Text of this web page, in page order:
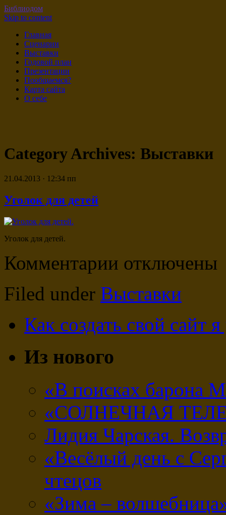
Библиодом
Skip to content
Главная
Сценарии
Выставки
Годовой план
Презентации
Пообщаемся?
Карта сайта
О себе
Category Archives: Выставки
21.04.2013 · 12:34 пп
Уголок для детей
Уголок для детей.
Комментарии отключены
Filed under Выставки
Как создать свой сайт
Из нового
«В поисках барона
«СОЛНЕЧНАЯ
Лидия Чарская.
«Весёлый день с
чтецов
«Зима –